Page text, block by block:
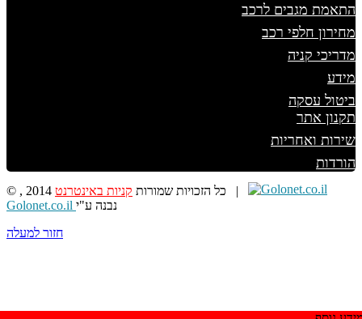
התאמת מגבים לרכב
מחירון חלפי רכב
מדריכי קניה
מידע
ביטול עסקה
תקנון אתר
שירות ואחריות
הורדות
© , 2014 כל הזכויות שמורות קניות באינטרנט
|
Golonet.co.il נבנה ע"י
חזור למעלה